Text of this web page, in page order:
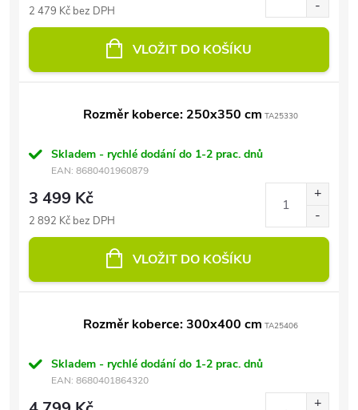
2 479 Kč bez DPH
VLOŽIT DO KOŠÍKU
Rozměr koberce: 250x350 cm TA25330
Skladem - rychlé dodání do 1-2 prac. dnů
EAN: 8680401960879
3 499 Kč
2 892 Kč bez DPH
VLOŽIT DO KOŠÍKU
Rozměr koberce: 300x400 cm TA25406
Skladem - rychlé dodání do 1-2 prac. dnů
EAN: 8680401864320